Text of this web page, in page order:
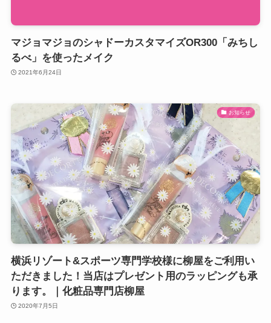
マジョマジョのシャドーカスタマイズOR300「みちし
るべ」を使ったメイク
2021年6月24日
お知らせ
横浜リゾート&スポーツ専門学校様に柳屋をご利用い
ただきました！当店はプレゼント用のラッピングも承
ります。｜化粧品専門店柳屋
2020年7月5日